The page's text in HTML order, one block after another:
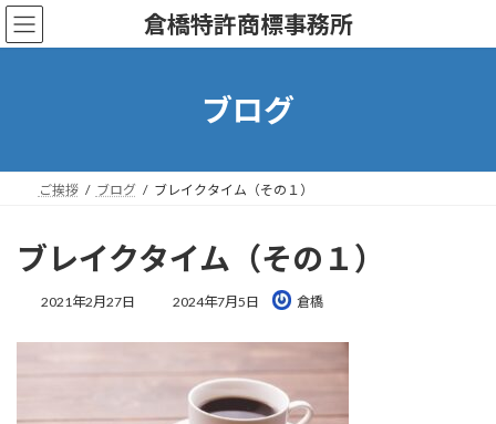
コ
ン
ナ
ビ
倉橋特許商標事務所
ブログ
ご挨拶 ブログ ブレイクタイム（その１）
ブレイクタイム（その１）
2021年2月27日
最
:
2024年7月5日 倉橋